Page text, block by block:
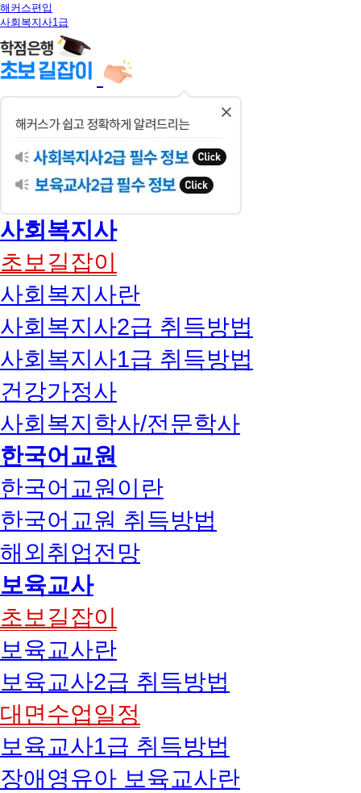
해커스편입
사회복지사1급
사회복지사
초보길잡이
사회복지사란
사회복지사2급 취득방법
사회복지사1급 취득방법
건강가정사
사회복지학사/전문학사
한국어교원
한국어교원이란
한국어교원 취득방법
해외취업전망
보육교사
초보길잡이
보육교사란
보육교사2급 취득방법
대면수업일정
보육교사1급 취득방법
장애영유아 보육교사란